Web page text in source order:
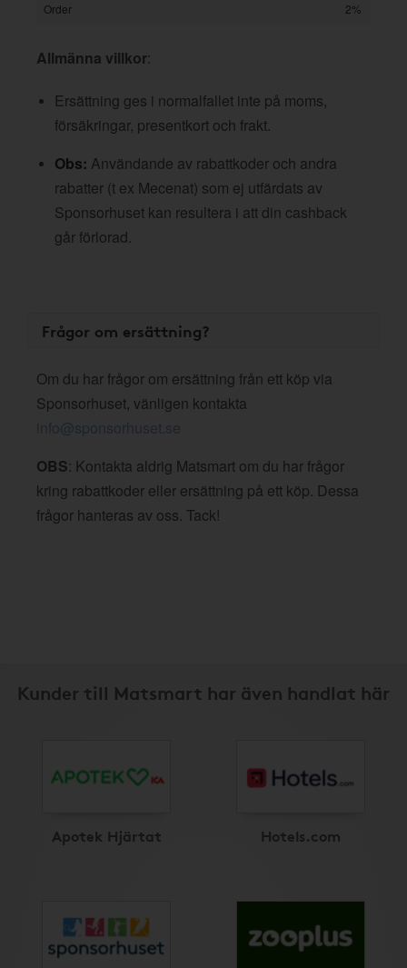
Order 2%
Allmänna villkor:
Ersättning ges i normalfallet inte på moms,
försäkringar, presentkort och frakt.
Obs: Användande av rabattkoder och andra
rabatter (t ex Mecenat) som ej utfärdats av
Sponsorhuset kan resultera i att din cashback
går förlorad.
Frågor om ersättning?
Om du har frågor om ersättning från ett köp via
Sponsorhuset, vänligen kontakta
info@sponsorhuset.se
OBS: Kontakta aldrig Matsmart om du har frågor
kring rabattkoder eller ersättning på ett köp. Dessa
frågor hanteras av oss. Tack!
Kunder till Matsmart har även handlat här
Apotek Hjärtat Hotels.com